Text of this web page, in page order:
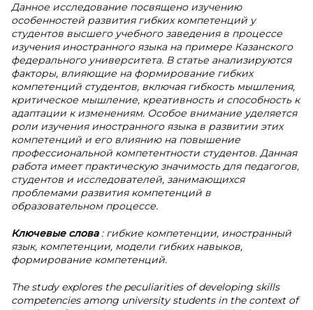
Данное исследование посвящено изучению
особенностей развития гибких компетенций у
студентов высшего учебного заведения в процессе
изучения иностранного языка на примере Казанского
федерального университета. В статье анализируются
факторы, влияющие на формирование гибких
компетенций студентов, включая гибкость мышления,
критическое мышление, креативность и способность к
адаптации к изменениям. Особое внимание уделяется
роли изучения иностранного языка в развитии этих
компетенций и его влиянию на повышение
профессиональной компетентности студентов. Данная
работа имеет практическую значимость для педагогов,
студентов и исследователей, занимающихся
проблемами развития компетенций в
образовательном процессе.
Ключевые слова : гибкие компетенции, иностранный
язык, компетенции, модели гибких навыков,
формирование компетенций.
The study explores the peculiarities of developing skills
competencies among university students in the context of